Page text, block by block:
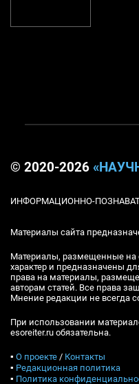
© 2020-2026
ИНФОРМАЦИОННО-
Материалы сайта
Материалы, размещенные на
характер и предназначены
права на материалы,
авторам статей. Все права
Мнение редакции не всегда
При использовании
esoreiter.ru обязательна.
▪ О проекте / Контакты
▪ Редакционная политика
▪ Политика